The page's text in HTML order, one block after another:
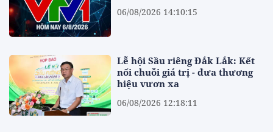
06/08/2026 14:10:15
Lễ hội Sầu riêng Đắk Lắk: Kết
nối chuỗi giá trị - đưa thương
hiệu vươn xa
06/08/2026 12:18:11